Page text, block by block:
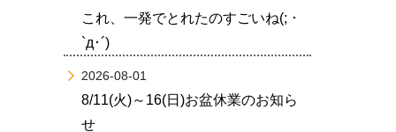
これ、一発でとれたのすごいね(; ･
`д･´)
2026-08-01
8/11(火)～16(日)お盆休業のお知ら
せ